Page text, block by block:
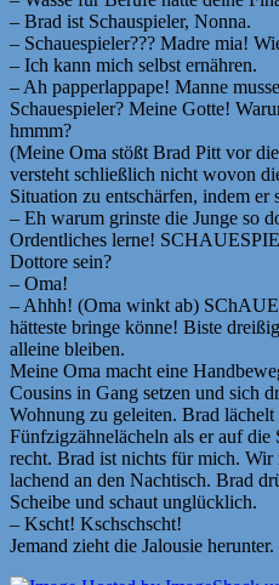
– Brad ist Schauspieler, Nonna.
– Schauespieler??? Madre mia!
– Ich kann mich selbst ernähren.
– Ah papperlappape! Manne
Schauespieler? Meine Gotte!
hmmm?
(Meine Oma stößt Brad Pitt vor
versteht schließlich nicht wovon
Situation zu entschärfen, indem
– Eh warum grinste die Junge so
Ordentliches lerne!
Dottore sein?
– Oma!
– Ahhh! (Oma winkt ab)
hätteste bringe könne! Biste
alleine bleiben.
Meine Oma macht eine
Cousins in Gang setzen und sich
Wohnung zu geleiten. Brad lächelt
Fünfzigzähnelächeln als er auf
recht. Brad ist nichts für mich. Wir
lachend an den Nachtisch. Brad
Scheibe und schaut unglücklich.
– Kscht! Kschschscht!
Jemand zieht die Jalousie herunter.